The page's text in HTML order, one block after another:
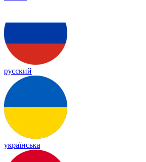
русский
українська